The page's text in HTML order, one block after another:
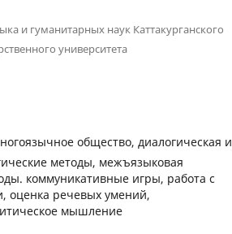
и гуманитарных наук Каттакурганского
университета
общество, диалогическая и
методы, межъязыковая
коммуникативные игры, работа с
оценка речевых умений,
мышление